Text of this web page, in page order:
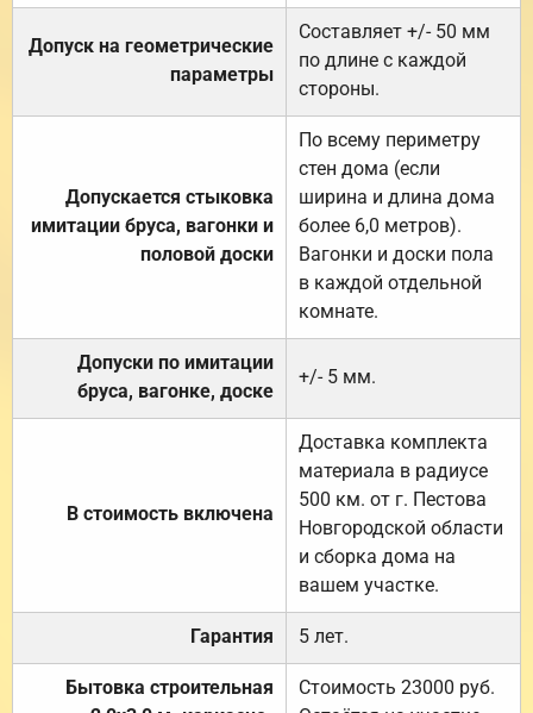
Допуск на геометрические
параметры
Составляет +/- 50 мм
по длине с каждой
стороны.
Допускается стыковка
имитации бруса, вагонки и
половой доски
По всему периметру
стен дома (если
ширина и длина дома
более 6,0 метров).
Вагонки и доски пола
в каждой отдельной
комнате.
Допуски по имитации
бруса, вагонке, доске
+/- 5 мм.
В стоимость включена
Доставка комплекта
материала в радиусе
500 км. от г. Пестова
Новгородской области
и сборка дома на
вашем участке.
Гарантия 5 лет.
Бытовка строительная
Стоимость 23000 руб.